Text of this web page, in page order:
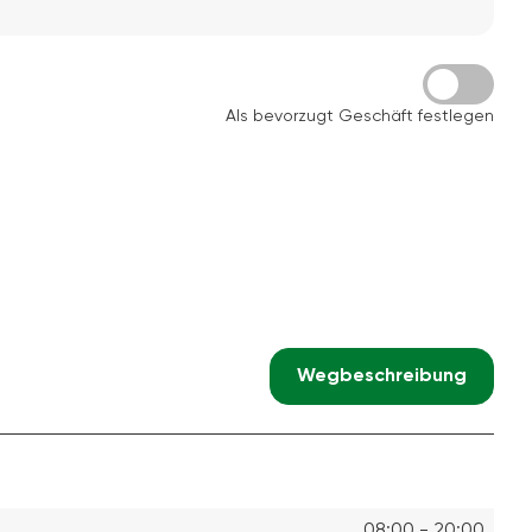
Als bevorzugt Geschäft festlegen
Wegbeschreibung